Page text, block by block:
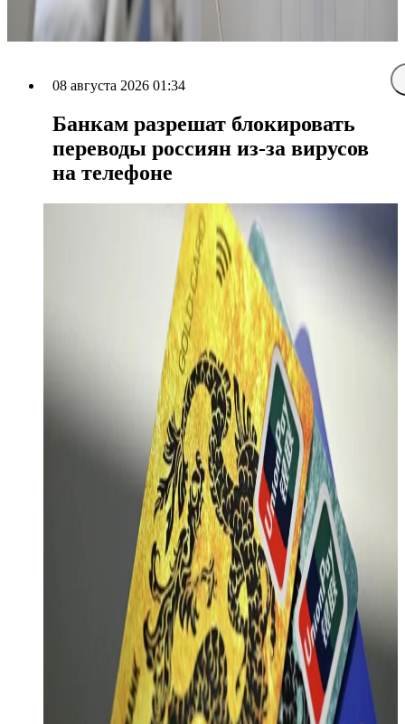
08 августа 2026 01:34
Банкам разрешат блокировать
переводы россиян из-за вирусов
на телефоне